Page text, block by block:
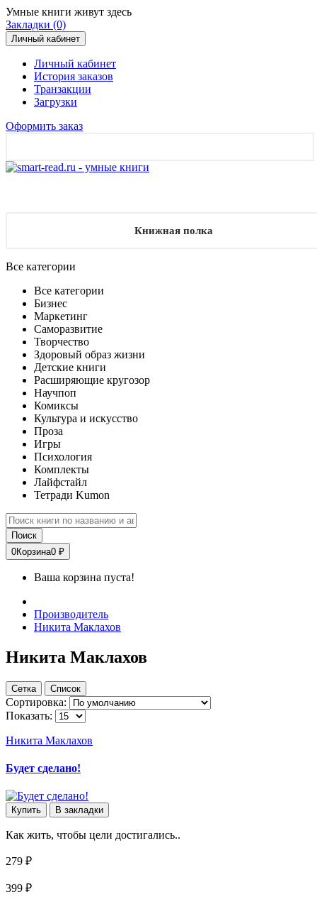
Умные книги живут здесь
Закладки (0)
Личный кабинет
Личный кабинет
История заказов
Транзакции
Загрузки
Оформить заказ
Книжная полка
Все категории
Все категории
Бизнес
Маркетинг
Саморазвитие
Творчество
Здоровый образ жизни
Детские книги
Расширяющие кругозор
Научпоп
Комиксы
Культура и искусство
Проза
Игры
Психология
Комплекты
Лайфстайл
Тетради Kumon
Поиск
0Корзина0 ₽
Ваша корзина пуста!
Производитель
Никита Маклахов
Никита Маклахов
Сетка Список
Сортировка:
Показать:
Никита Маклахов
Будет сделано!
Купить В закладки
Как жить, чтобы цели достигались..
279 ₽
399 ₽